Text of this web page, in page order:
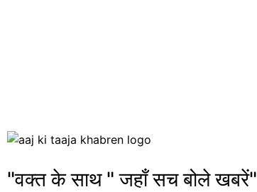
"वक्त के साथ " जहाँ सच बोले खबरें"